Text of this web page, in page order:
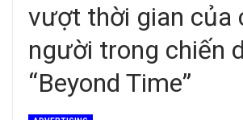
vượt thời gian của
người trong chiến
“Beyond Time”